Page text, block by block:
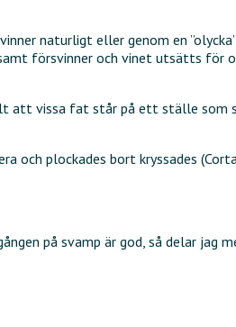
naturligt eller genom en
försvinner och vinet utsätts för
att vissa fat står på ett ställe som
plockades bort kryssades
på svamp är god, så delar jag